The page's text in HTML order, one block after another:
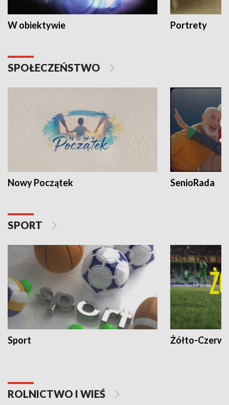
W obiektywie Portrety
SPOŁECZEŃSTWO
Nowy Początek SenioRada
SPORT
Sport Żółto-
ROLNICTWO I WIEŚ